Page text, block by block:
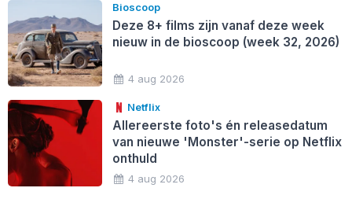
Bioscoop
Deze 8+ films zijn vanaf deze week
nieuw in de bioscoop (week 32, 2026)
4 aug 2026
Netflix
Allereerste foto's én releasedatum
van nieuwe 'Monster'-serie op Netflix
onthuld
4 aug 2026